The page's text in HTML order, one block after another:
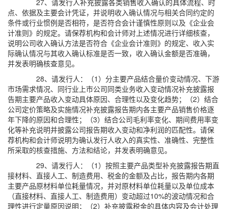
27、请发行人补充披露各类销售收入确认的具体流程、时
点、依据及主要会计凭证，并说明收入确认情况与相关合同约定的
条件或行业惯例是否相符，是否符合会计谨慎性原则以及《企业会
计准则》的规定。请保荐机构和会计师对上述情况进行详细核查，
说明公司收入确认方法是否符合《企业会计准则》的规定、收入实
际确认情况与其收入确认标准是否一致，收入确认金额是否准确，
并发表明确核查意见。
28、请发行人：（1）分主要产品结合量价变动情况、下游
市场需求情况、同行业上市公司同类业务收入变动情况补充披露报
告期主要产品收入变动具体原因、合理性以及变化趋势；（2）结合
公司定价策略及实施情况补充披露报告期内各主要产品销售价格逐
年下降的原因和合理性；（3）结合公司毛利率变化、期间费用率变
化等补充说明并披露公司报告期收入变动和净利润的匹配性。请保
荐机构和会计师说明为确认发行人收入的真实性、准确性、完整性
所采取的核查措施、方法和结论，并发表明确意见。
29、请发行人：（1）按照主要产品类型补充披露报告期直
接材料、直接人工、制造费用、税金的金额及占比，报告期内各期
主要产品原材料单位耗量情况，并对原材料单位耗量以及单位成本
（直接材料、直接人工、制造费用）变动超过10%的波动情况和合
理性进行定量原因说明；（2）补充披露税金的具体内容及会计处理